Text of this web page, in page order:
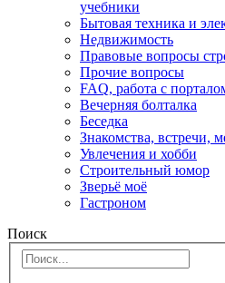
учебники
Бытовая техника и
Недвижимость
Правовые вопросы
Прочие вопросы
FAQ, работа с
Вечерняя болталка
Беседка
Знакомства, встречи,
Увлечения и хобби
Строительный юмор
Зверьё моё
Гастроном
Поиск